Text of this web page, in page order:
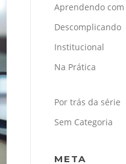
Aprendendo com
Descomplicando
Institucional
Na Prática
Por trás da série
Sem Categoria
META